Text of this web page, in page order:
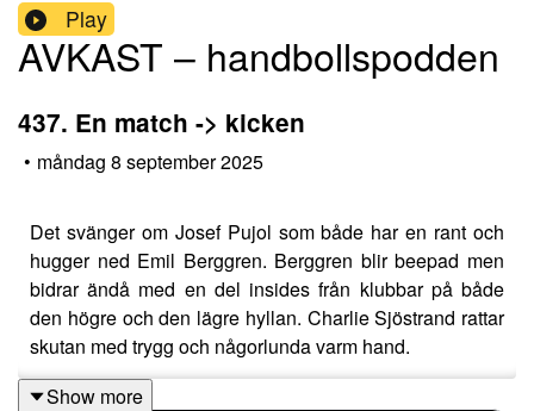
Play
AVKAST – handbollspodden
437. En match -> kicken
• måndag 8 september 2025
Det svänger om Josef Pujol som både har en rant och
hugger ned Emil Berggren. Berggren blir beepad men
bidrar ändå med en del insides från klubbar på både
den högre och den lägre hyllan. Charlie Sjöstrand rattar
skutan med trygg och någorlunda varm hand.
Show more